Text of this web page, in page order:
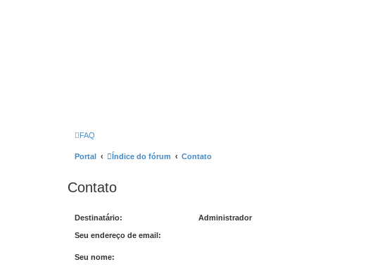
FAQ
Portal Índice do fórum Contato
Contato
Destinatário: Administrador
Seu endereço de email:
Seu nome: